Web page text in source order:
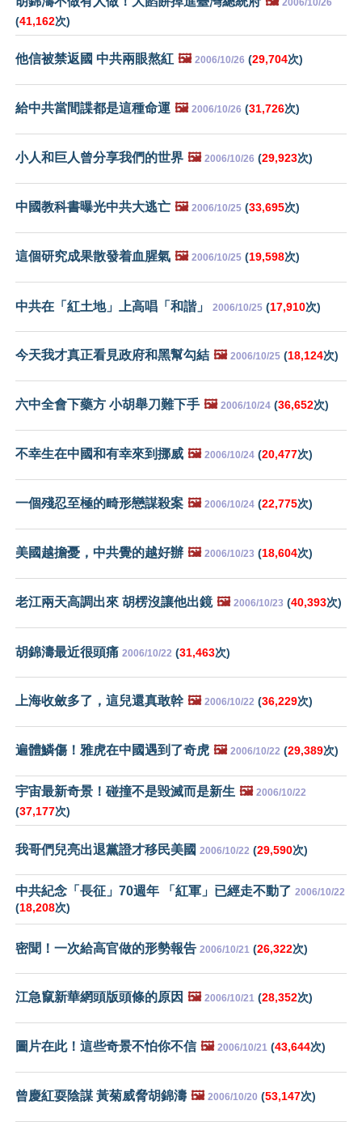
2006/10/26
(41,162次)
他信被禁返國 中共兩眼熬紅 🖼️ 2006/10/26 (29,704次)
給中共當間諜都是這種命運 🖼️ 2006/10/26 (31,726次)
小人和巨人曾分享我們的世界 🖼️ 2006/10/26 (29,923次)
中國教科書曝光中共大逃亡 🖼️ 2006/10/25 (33,695次)
這個研究成果散發着血腥氣 🖼️ 2006/10/25 (19,598次)
中共在「紅土地」上高唱「和諧」 2006/10/25 (17,910次)
今天我才真正看見政府和黑幫勾結 🖼️ 2006/10/25 (18,124次)
六中全會下藥方 小胡舉刀難下手 🖼️ 2006/10/24 (36,652次)
不幸生在中國和有幸來到挪威 🖼️ 2006/10/24 (20,477次)
一個殘忍至極的畸形戀謀殺案 🖼️ 2006/10/24 (22,775次)
美國越擔憂，中共覺的越好辦 🖼️ 2006/10/23 (18,604次)
老江兩天高調出來 胡楞沒讓他出鏡 🖼️ 2006/10/23 (40,393次)
胡錦濤最近很頭痛 2006/10/22 (31,463次)
上海收斂多了，這兒還真敢幹 🖼️ 2006/10/22 (36,229次)
遍體鱗傷！雅虎在中國遇到了奇虎 🖼️ 2006/10/22 (29,389次)
宇宙最新奇景！碰撞不是毀滅而是新生 🖼️ 2006/10/22
(37,177次)
我哥們兒亮出退黨證才移民美國 2006/10/22 (29,590次)
中共紀念「長征」70週年 「紅軍」已經走不動了 2006/10/22
(18,208次)
密聞！一次給高官做的形勢報告 2006/10/21 (26,322次)
江急竄新華網頭版頭條的原因 🖼️ 2006/10/21 (28,352次)
圖片在此！這些奇景不怕你不信 🖼️ 2006/10/21 (43,644次)
曾慶紅耍陰謀 黃菊威脅胡錦濤 🖼️ 2006/10/20 (53,147次)